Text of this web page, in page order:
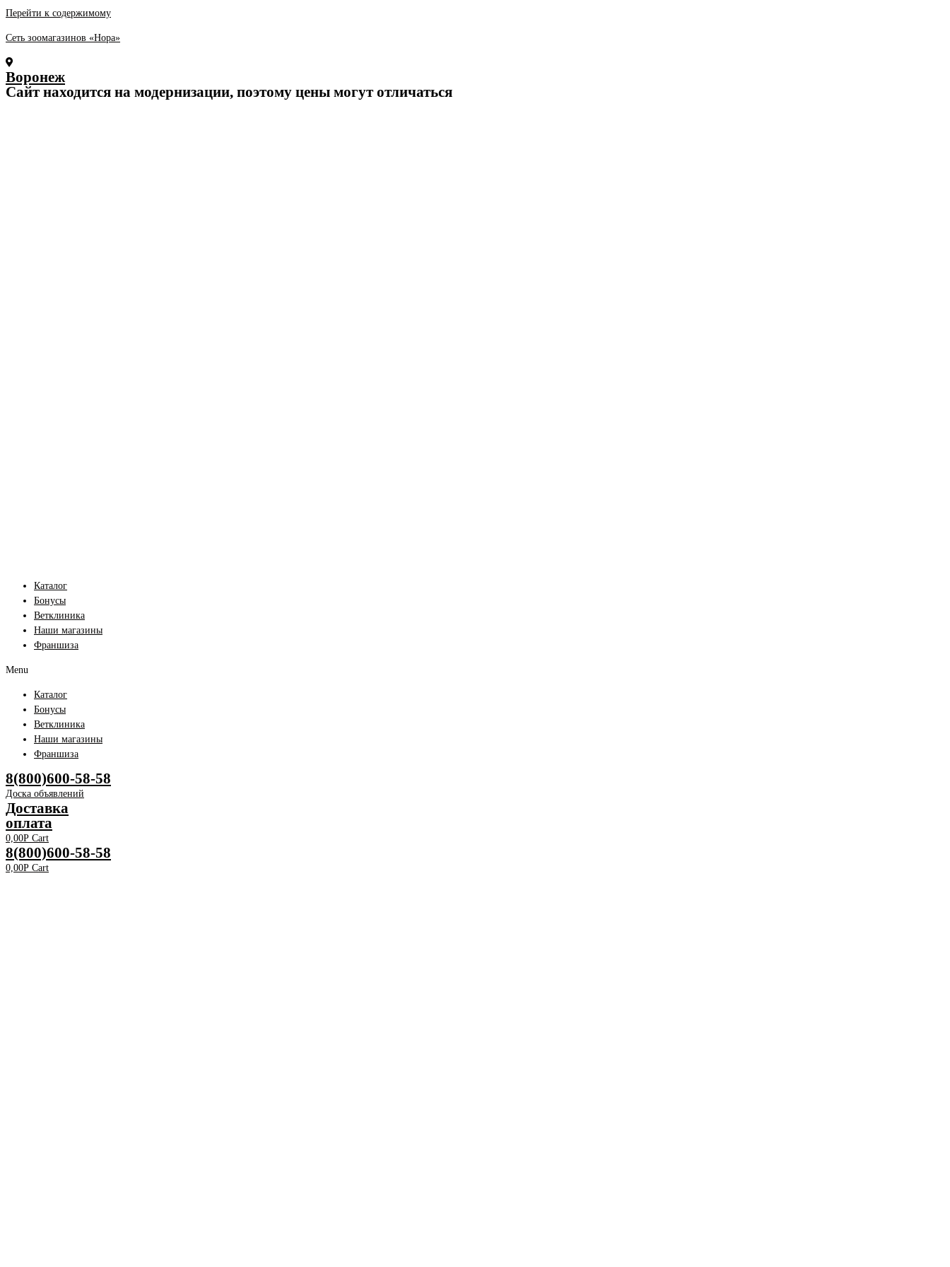
Перейти к содержимому
Сеть зоомагазинов «Нора»
Воронеж
Cайт находится на модернизации, поэтому цены могут отличаться
Каталог
Бонусы
Ветклиника
Наши магазины
Франшиза
Menu
Каталог
Бонусы
Ветклиника
Наши магазины
Франшиза
8(800)600-58-58
Доска объявлений
Доставка
оплата
0,00Р Cart
8(800)600-58-58
0,00Р Cart